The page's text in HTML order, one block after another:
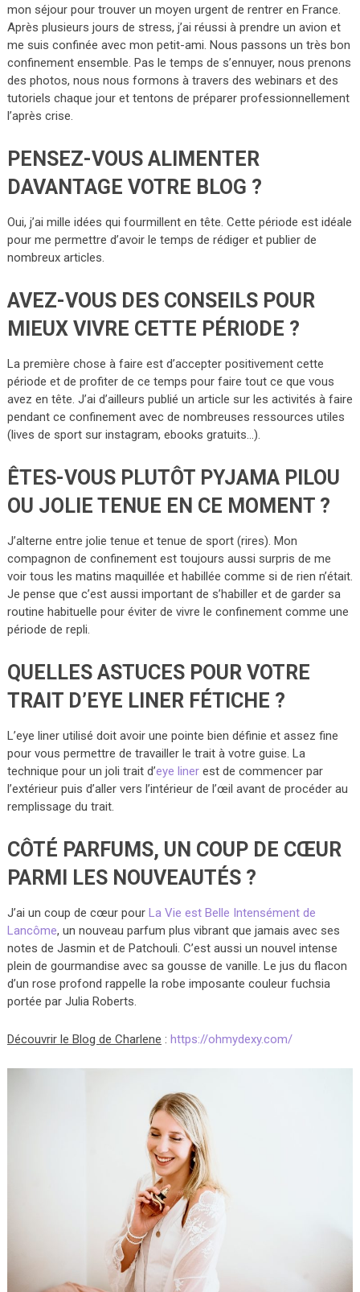
mon séjour pour trouver un moyen urgent de rentrer en France.
Après plusieurs jours de stress, j’ai réussi à prendre un avion et
me suis confinée avec mon petit-ami. Nous passons un très bon
confinement ensemble. Pas le temps de s’ennuyer, nous prenons
des photos, nous nous formons à travers des webinars et des
tutoriels chaque jour et tentons de préparer professionnellement
l’après crise.
PENSEZ-VOUS ALIMENTER
DAVANTAGE VOTRE BLOG ?
Oui, j’ai mille idées qui fourmillent en tête. Cette période est idéale
pour me permettre d’avoir le temps de rédiger et publier de
nombreux articles.
AVEZ-VOUS DES CONSEILS POUR
MIEUX VIVRE CETTE PÉRIODE ?
La première chose à faire est d’accepter positivement cette
période et de profiter de ce temps pour faire tout ce que vous
avez en tête. J’ai d’ailleurs publié un article sur les activités à faire
pendant ce confinement avec de nombreuses ressources utiles
(lives de sport sur instagram, ebooks gratuits…).
ÊTES-VOUS PLUTÔT PYJAMA PILOU
OU JOLIE TENUE EN CE MOMENT ?
J’alterne entre jolie tenue et tenue de sport (rires). Mon
compagnon de confinement est toujours aussi surpris de me
voir tous les matins maquillée et habillée comme si de rien n’était.
Je pense que c’est aussi important de s’habiller et de garder sa
routine habituelle pour éviter de vivre le confinement comme une
période de repli.
QUELLES ASTUCES POUR VOTRE
TRAIT D’EYE LINER FÉTICHE ?
L’eye liner utilisé doit avoir une pointe bien définie et assez fine
pour vous permettre de travailler le trait à votre guise. La
technique pour un joli trait d’eye linerest de commencer par
l’extérieur puis d’aller vers l’intérieur de l’œil avant de procéder au
remplissage du trait.
CÔTÉ PARFUMS, UN COUP DE CŒUR
PARMI LES NOUVEAUTÉS ?
J’ai un coup de cœur pour La Vie est Belle Intensément de
Lancôme, un nouveau parfum plus vibrant que jamais avec ses
notes de Jasmin et de Patchouli. C’est aussi un nouvel intense
plein de gourmandise avec sa gousse de vanille. Le jus du flacon
d’un rose profond rappelle la robe imposante couleur fuchsia
portée par Julia Roberts.
Découvrir le Blog de Charlene : https://ohmydexy.com/